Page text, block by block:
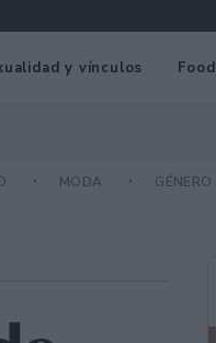
y vínculos Food
MODA GÉNERO